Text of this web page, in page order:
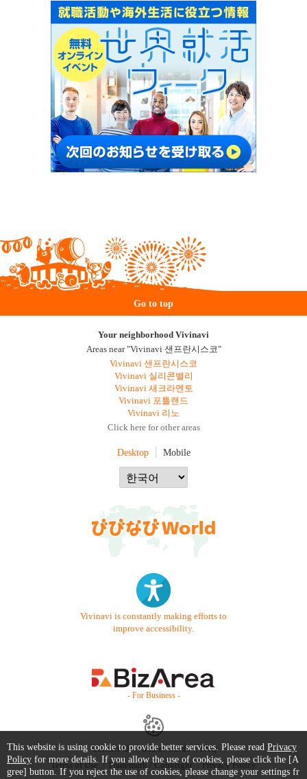
Go to top
Your neighborhood Vivinavi
Areas near "Vivinavi 샌프란시스코"
Vivinavi 샌프란시스코
Vivinavi 실리콘밸리
Vivinavi 새크라멘토
Vivinavi 포틀랜드
Vivinavi 리노
Click here for other areas
Desktop Mobile
Vivinavi is constantly making efforts to
improve accessibility.
- For Business -
Contact Us Starter Guide
FAQ
Terms of Use
Trademark / Copyright Privacy Policy
This website is using cookie to provide better services. Please read Privacy
Policy for more details. If you allow the use of cookies, please click the [A
gree] button. If you reject the use of cookies, please change your settings fr